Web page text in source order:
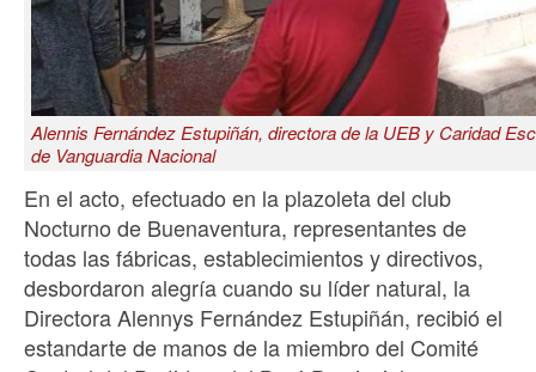
Alennis Fernández Estupiñán, directora de la UEB y Caridad
de Vanguardia Nacional
En el acto, efectuado en la plazoleta del club
Nocturno de Buenaventura, representantes de
todas las fábricas, establecimientos y directivos,
desbordaron alegría cuando su líder natural, la
Directora Alennys Fernández Estupiñán, recibió el
estandarte de manos de la miembro del Comité